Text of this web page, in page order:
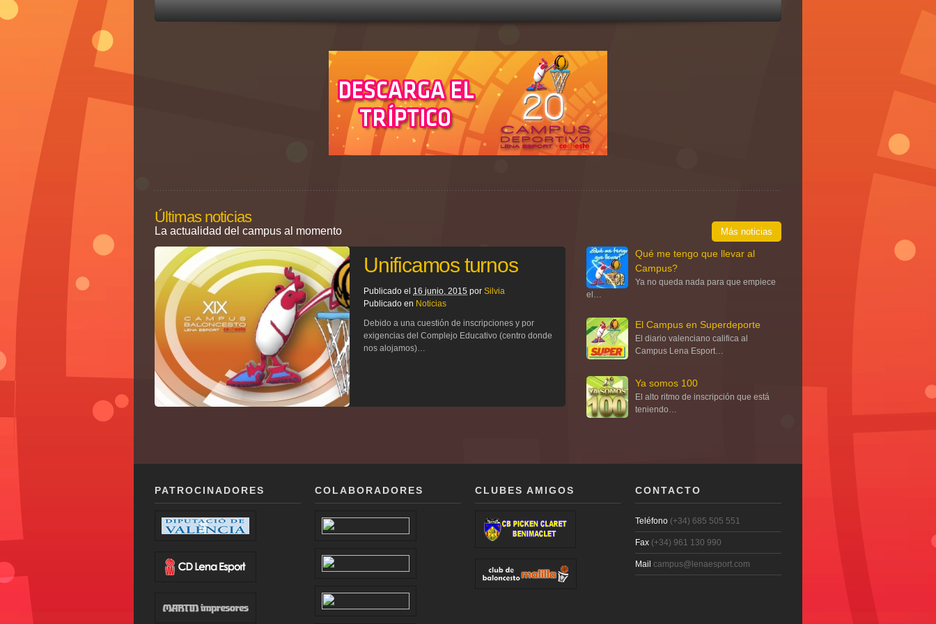
Últimas noticias
La actualidad del campus al momento Más noticias
Unificamos turnos
Publicado el 16 junio, 2015 por Silvia
Publicado en Noticias
Debido a una cuestión de inscripciones y por
exigencias del Complejo Educativo (centro donde
nos alojamos)…
Qué me tengo que llevar al
Campus?
Ya no queda nada para que empiece
el…
El Campus en Superdeporte
El diario valenciano califica al
Campus Lena Esport…
Ya somos 100
El alto ritmo de inscripción que está
teniendo…
PATROCINADORES COLABORADORES CLUBES AMIGOS CONTACTO
Teléfono (+34) 685 505 551
Fax (+34) 961 130 990
Mail campus@lenaesport.com